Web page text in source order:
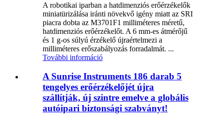
A robotikai iparban a hatdimenziós erőérzékelők
miniatürizálása iránti növekvő igény miatt az SRI
piacra dobta az M3701F1 milliméteres méretű,
hatdimenziós erőérzékelőt. A 6 mm-es átmérőjű
és 1 g-os súlyú érzékelő újraértelmezi a
milliméteres erőszabályozás forradalmát. ...
További információ
A Sunrise Instruments 186 darab 5
tengelyes erőérzékelőjét újra
szállítják, új szintre emelve a globális
autóipari biztonsági szabványt!